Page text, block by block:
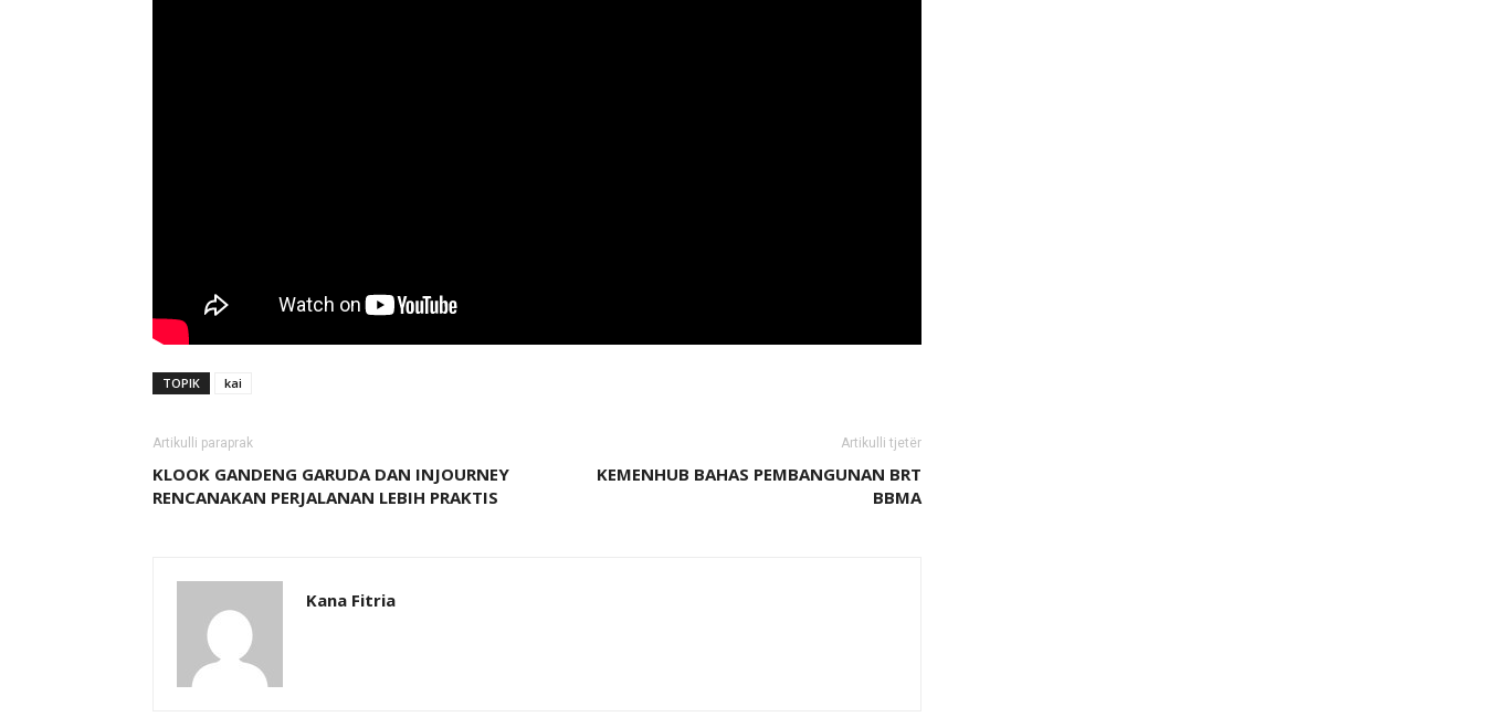
TOPIK kai
Artikulli paraprak
KLOOK GANDENG GARUDA DAN INJOURNEY
RENCANAKAN PERJALANAN LEBIH PRAKTIS
Artikulli tjetër
KEMENHUB BAHAS PEMBANGUNAN BRT
BBMA
Kana Fitria